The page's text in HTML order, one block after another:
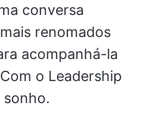
conversa
renomados
acompanhá-la
o Leadership
sonho.